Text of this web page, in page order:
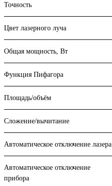
Точность
Цвет лазерного луча
Общая мощность, Вт
Функция Пифагора
Площадь/объём
Сложение/вычитание
Автоматическое отключение лазера
Автоматическое отключение
прибора